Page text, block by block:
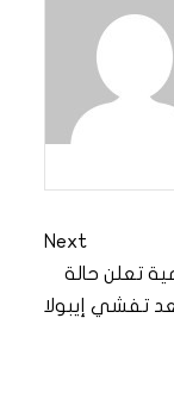
Next
تعلن حالة
تفشي إيبولا